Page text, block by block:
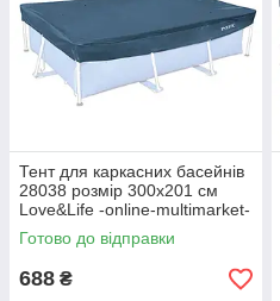
Тент для каркасних басейнів
28038 розмір 300х201 см
Love&Life -online-multimarket-
Готово до відправки
688 ₴